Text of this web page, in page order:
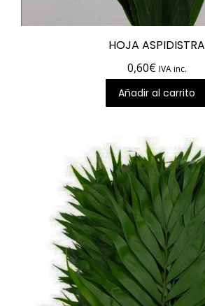
HOJA ASPIDISTRA
0,60€ IVA inc.
Añadir al carrito